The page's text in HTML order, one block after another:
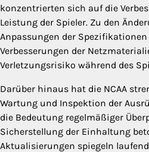
konzentrierten sich auf die
Leistung der Spieler. Zu den
Anpassungen der Spezifikationen
Verbesserungen der
Verletzungsrisiko während des
Darüber hinaus hat die NCAA
Wartung und Inspektion der
die Bedeutung regelmäßiger
Sicherstellung der Einhaltung
Aktualisierungen spiegeln